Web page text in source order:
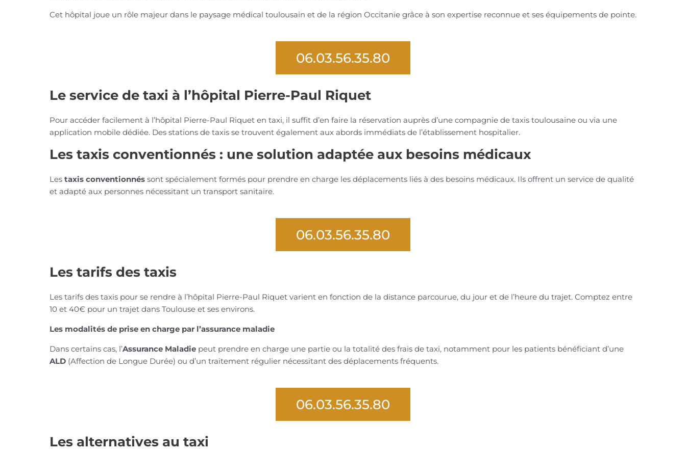
Cet hôpital joue un rôle majeur dans le paysage médical toulousain et de la région Occitanie grâce à son expertise reconnue et ses équipements de pointe.
06.03.56.35.80
Le service de taxi à l’hôpital Pierre-Paul Riquet
Pour accéder facilement à l’hôpital Pierre-Paul Riquet en taxi, il suffit d’en faire la réservation auprès d’une compagnie de taxis toulousaine ou via une
application mobile dédiée. Des stations de taxis se trouvent également aux abords immédiats de l’établissement hospitalier.
Les taxis conventionnés : une solution adaptée aux besoins médicaux
Les taxis conventionnés sont spécialement formés pour prendre en charge les déplacements liés à des besoins médicaux. Ils offrent un service de qualité
et adapté aux personnes nécessitant un transport sanitaire.
06.03.56.35.80
Les tarifs des taxis
Les tarifs des taxis pour se rendre à l’hôpital Pierre-Paul Riquet varient en fonction de la distance parcourue, du jour et de l’heure du trajet. Comptez entre
10 et 40€ pour un trajet dans Toulouse et ses environs.
Les modalités de prise en charge par l’assurance maladie
Dans certains cas, l’Assurance Maladie peut prendre en charge une partie ou la totalité des frais de taxi, notamment pour les patients bénéficiant d’une
ALD (Affection de Longue Durée) ou d’un traitement régulier nécessitant des déplacements fréquents.
06.03.56.35.80
Les alternatives au taxi